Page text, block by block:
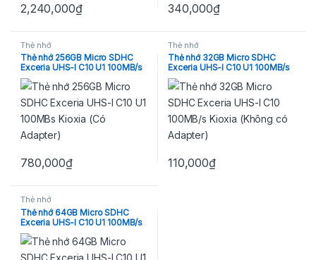
2,240,000₫ 340,000₫
Thẻ nhớ
Thẻ nhớ 256GB Micro SDHC
Exceria UHS-I C10 U1 100MB/s
Kioxia (Có Adapter)
780,000₫
Thẻ nhớ
Thẻ nhớ 32GB Micro SDHC
Exceria UHS-I C10 U1 100MB/s
Kioxia (Không có Adapter)
110,000₫
Thẻ nhớ
Thẻ nhớ 64GB Micro SDHC
Exceria UHS-I C10 U1 100MB/s
Kioxia (Không có Adapter)